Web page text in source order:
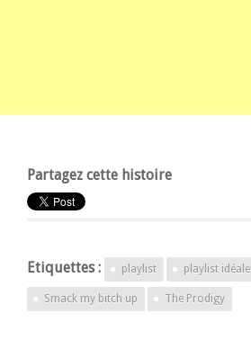
Partagez cette histoire
Etiquettes : playlist playlist idéale
Smack my bitch up The Prodigy